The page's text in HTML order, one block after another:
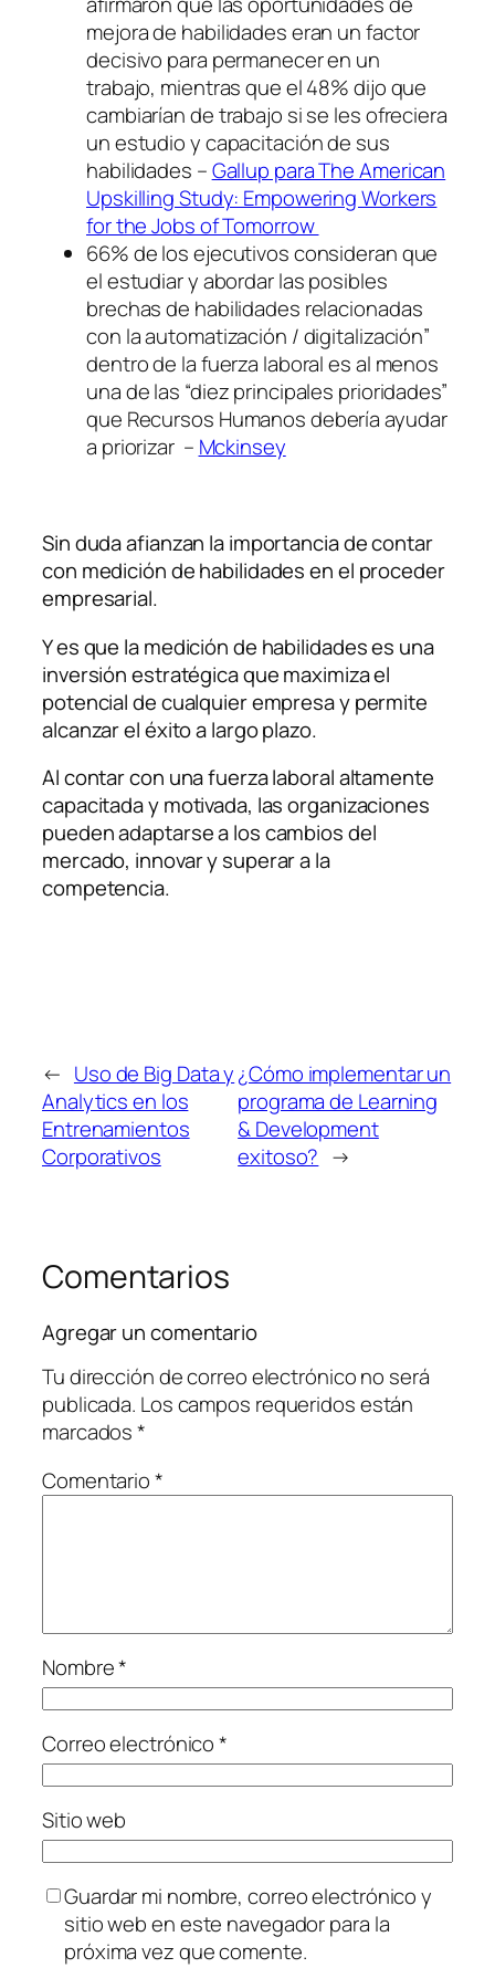
mejora de habilidades eran un factor
decisivo para permanecer en un
trabajo, mientras que el 48% dijo que
cambiarían de trabajo si se les ofreciera
un estudio y capacitación de sus
habilidades –Gallup para The American
Upskilling Study: Empowering Workers
for the Jobs of Tomorrow
66% de los ejecutivos consideran que
el estudiar y abordar las posibles
brechas de habilidades relacionadas
con la automatización / digitalización”
dentro de la fuerza laboral es al menos
una de las “diez principales prioridades”
que Recursos Humanos debería ayudar
a priorizar – Mckinsey
Sin duda afianzan la importancia de contar
con medición de habilidades en el proceder
empresarial.
Y es que la medición de habilidades es una
inversión estratégica que maximiza el
potencial de cualquier empresa y permite
alcanzar el éxito a largo plazo.
Al contar con una fuerza laboral altamente
capacitada y motivada, las organizaciones
pueden adaptarse a los cambios del
mercado, innovar y superar a la
competencia.
← Uso de Big Data y
Analytics en los
Entrenamientos
Corporativos
¿Cómo implementar un
programa de Learning
& Development
exitoso? →
Comentarios
Agregar un comentario
Tu dirección de correo electrónico no será
publicada. Los campos requeridos están
marcados*
Comentario*
Nombre*
Correo electrónico*
Sitio web
Guardar mi nombre, correo electrónico y
sitio web en este navegador para la
próxima vez que comente.